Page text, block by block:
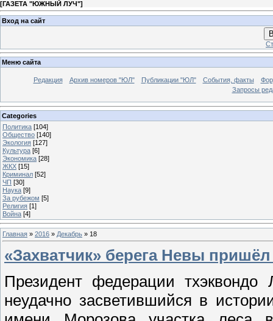
[ГАЗЕТА "ЮЖНЫЙ ЛУЧ"]
Вход на сайт
Меню сайта
Редакция Архив номеров "ЮЛ" Публикации "ЮЛ" События, факты
Запросы
Categories
Политика [104]
Общество [140]
Экология [127]
Культура [6]
Экономика [28]
ЖКХ [15]
Криминал [52]
ЧП [30]
Наука [9]
За рубежом [5]
Религия [1]
Война [4]
Главная » 2016 » Декабрь » 18
«Захватчик» берега Невы
Президент федерации тхэквондо
неудачно засветившийся в